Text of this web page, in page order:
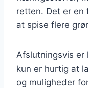
retten. Det er
at spise flere
Afslutningsvis er
kun er hurtig at
og muligheder